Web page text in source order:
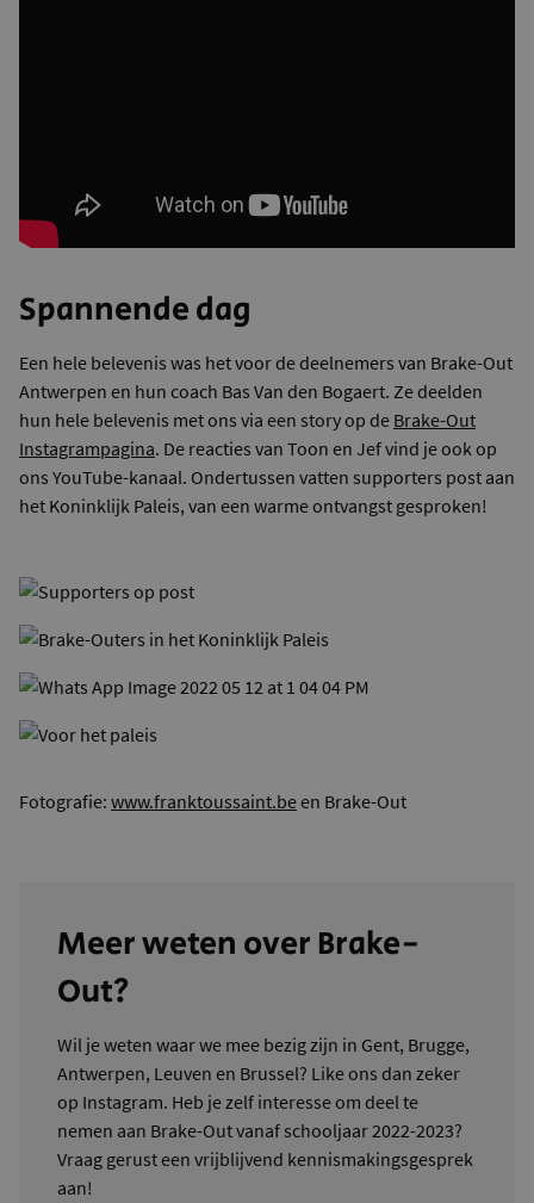
Spannende dag
Een hele belevenis was het voor de deelnemers van Brake-Out
Antwerpen en hun coach Bas Van den Bogaert. Ze deelden
hun hele belevenis met ons via een story op de Brake-Out
Instagrampagina. De reacties van Toon en Jef vind je ook op
ons YouTube-kanaal. Ondertussen vatten supporters post aan
het Koninklijk Paleis, van een warme ontvangst gesproken!
Fotografie: www.franktoussaint.been Brake-Out
Meer weten over Brake-
Out?
Wil je weten waar we mee bezig zijn in Gent, Brugge,
Antwerpen, Leuven en Brussel? Like ons dan zeker
op Instagram. Heb je zelf interesse om deel te
nemen aan Brake-Out vanaf schooljaar 2022-2023?
Vraag gerust een vrijblijvend kennismakingsgesprek
aan!